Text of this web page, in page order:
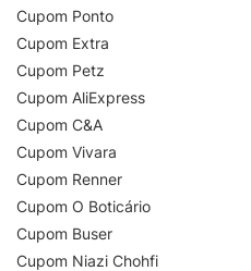
Cupom Ponto
Cupom Extra
Cupom Petz
Cupom AliExpress
Cupom C&A
Cupom Vivara
Cupom Renner
Cupom O Boticário
Cupom Buser
Cupom Niazi Chohfi